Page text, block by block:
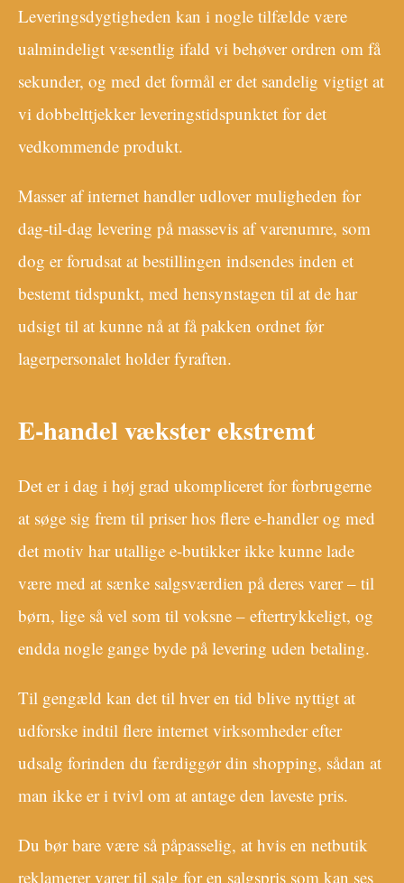
Leveringsdygtigheden kan i nogle tilfælde være
ualmindeligt væsentlig ifald vi behøver ordren om få
sekunder, og med det formål er det sandelig vigtigt at
vi dobbelttjekker leveringstidspunktet for det
vedkommende produkt.
Masser af internet handler udlover muligheden for
dag-til-dag levering på massevis af varenumre, som
dog er forudsat at bestillingen indsendes inden et
bestemt tidspunkt, med hensynstagen til at de har
udsigt til at kunne nå at få pakken ordnet før
lagerpersonalet holder fyraften.
E-handel vækster ekstremt
Det er i dag i høj grad ukompliceret for forbrugerne
at søge sig frem til priser hos flere e-handler og med
det motiv har utallige e-butikker ikke kunne lade
være med at sænke salgsværdien på deres varer – til
børn, lige så vel som til voksne – eftertrykkeligt, og
endda nogle gange byde på levering uden betaling.
Til gengæld kan det til hver en tid blive nyttigt at
udforske indtil flere internet virksomheder efter
udsalg forinden du færdiggør din shopping, sådan at
man ikke er i tvivl om at antage den laveste pris.
Du bør bare være så påpasselig, at hvis en netbutik
reklamerer varer til salg for en salgspris som kan ses